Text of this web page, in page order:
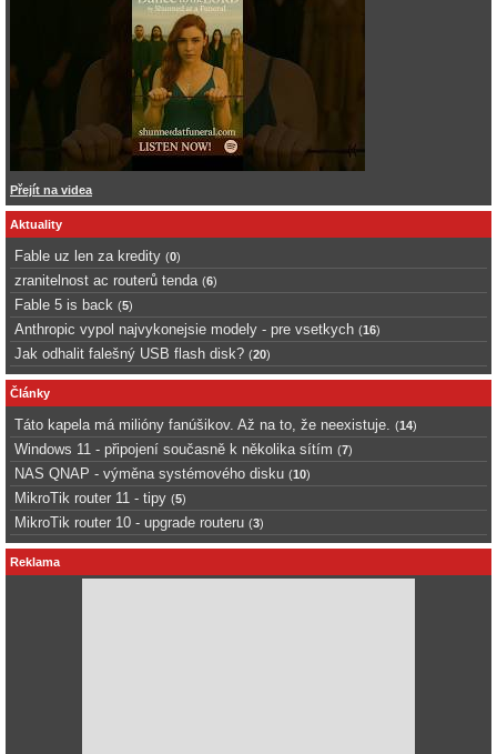
Přejít na videa
Aktuality
Fable uz len za kredity (0)
zranitelnost ac routerů tenda (6)
Fable 5 is back (5)
Anthropic vypol najvykonejsie modely - pre vsetkych (16)
Jak odhalit falešný USB flash disk? (20)
Články
Táto kapela má milióny fanúšikov. Až na to, že neexistuje. (14)
Windows 11 - připojení současně k několika sítím (7)
NAS QNAP - výměna systémového disku (10)
MikroTik router 11 - tipy (5)
MikroTik router 10 - upgrade routeru (3)
Reklama